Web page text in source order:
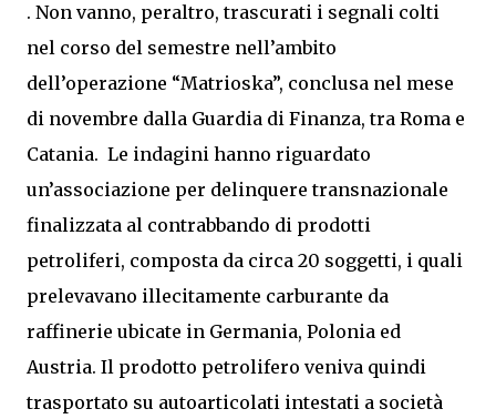
. Non vanno, peraltro, trascurati i segnali colti
nel corso del semestre nell’ambito
dell’operazione “Matrioska”, conclusa nel mese
di novembre dalla Guardia di Finanza, tra Roma e
Catania. Le indagini hanno riguardato
un’associazione per delinquere transnazionale
finalizzata al contrabbando di prodotti
petroliferi, composta da circa 20 soggetti, i quali
prelevavano illecitamente carburante da
raffinerie ubicate in Germania, Polonia ed
Austria. Il prodotto petrolifero veniva quindi
trasportato su autoarticolati intestati a società